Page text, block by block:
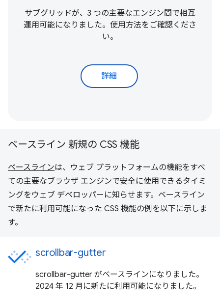
サブグリッドが、3 つの主要なエンジン間で相互
運用可能になりました。使用方法をご確認くださ
い。
詳細
ベースライン 新規の CSS 機能
ベースラインは、ウェブ プラットフォームの機能をすべ
ての主要なブラウザ エンジンで安全に使用できるタイミ
ングをウェブ デベロッパーに知らせます。ベースライン
で新たに利用可能になった CSS 機能の例を以下に示しま
す。
scrollbar-gutter
scrollbar-gutter がベースラインになりました。
2024 年 12 月に新たに利用可能になりました。